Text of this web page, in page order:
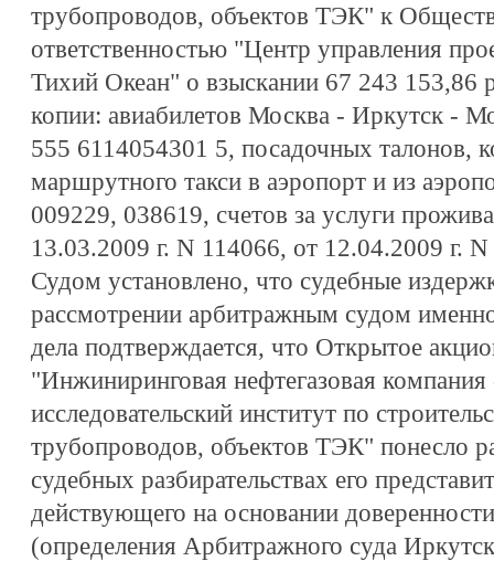
трубопроводов, объектов ТЭК" к
ответственностью "Центр управления
Тихий Океан" о взыскании 67 243 153,86
копии: авиабилетов Москва - Иркутск -
555 6114054301 5, посадочных талонов,
маршрутного такси в аэропорт и из
009229, 038619, счетов за услуги
13.03.2009 г. N 114066, от 12.04.2009 г.
Судом установлено, что судебные
рассмотрении арбитражным судом
дела подтверждается, что Открытое
"Инжиниринговая нефтегазовая
исследовательский институт по
трубопроводов, объектов ТЭК" понесло
судебных разбирательствах его
действующего на основании
(определения Арбитражного суда